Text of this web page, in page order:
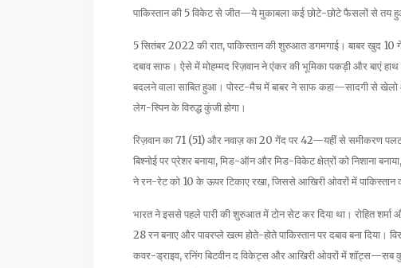
पाकिस्तान की 5 विकेट से जीत—ये मुकाबला कई छोटे-छोटे फैसलों से तय
5 सितंबर 2022 की रात, पाकिस्तान की शुरुआत डगमगाई। बाबर खुद 10
दबाव साफ। ऐसे में मोहम्मद रिज़वान ने एंकर की भूमिका पकड़ी और बाएं
बदलने वाला साबित हुआ। पोस्ट-मैच में बाबर ने साफ कहा—सादगी से
लेग-स्पिन के विरुद्ध कुंजी होगा।
रिज़वान का 71 (51) और नवाज़ का 20 गेंद पर 42—यहीं से समीकरण
बिश्नोई पर प्रेशर बनाया, मिड-ऑन और मिड-विकेट क्षेत्रों को निशाना
ने रन-रेट को 10 के ऊपर टिकाए रखा, जिससे आखिरी ओवरों में पाकिस्तान
भारत ने इससे पहले पारी की शुरुआत में टोन सेट कर दिया था। रोहित
28 रन बनाए और पावरप्ले खत्म होते-होते पाकिस्तान पर दबाव बना
कवर-ड्राइव, रनिंग बिटवीन द विकेट्स और आखिरी ओवरों में शॉट्स—सब